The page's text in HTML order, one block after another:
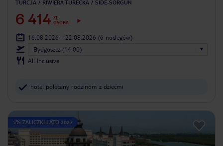
TURCJA RIWIERA TURECKA SIDE-SORGUN
6 414 ZŁ
OSOBA
16.08.2026 - 22.08.2026 (6 noclegów)
Bydgoszcz (14:00)
All Inclusive
hotel polecany rodzinom z dziećmi
5% ZALICZKI LATO 2027